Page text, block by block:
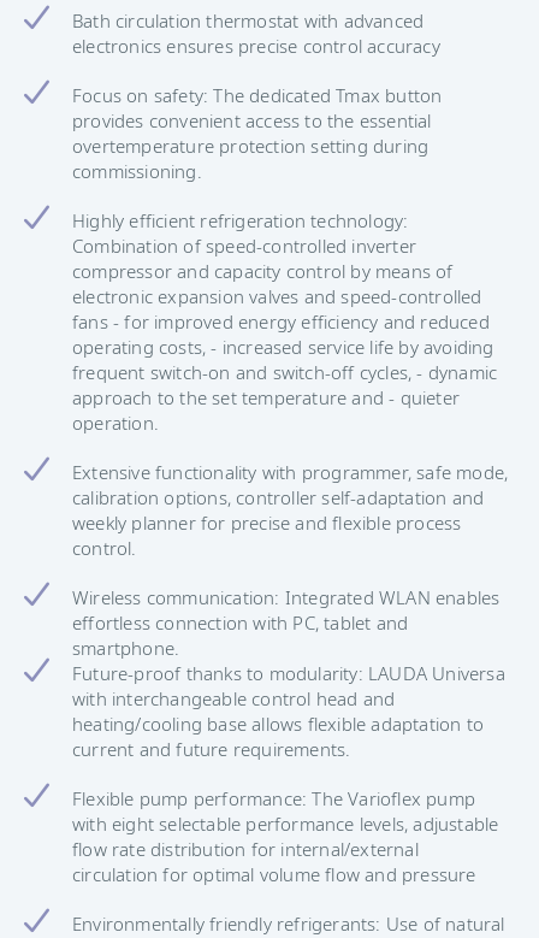
Bath circulation thermostat with advanced
electronics ensures precise control accuracy
Focus on safety: The dedicated Tmax button
provides convenient access to the essential
overtemperature protection setting during
commissioning.
Highly efficient refrigeration technology:
Combination of speed-controlled inverter
compressor and capacity control by means of
electronic expansion valves and speed-controlled
fans - for improved energy efficiency and reduced
operating costs, - increased service life by avoiding
frequent switch-on and switch-off cycles, - dynamic
approach to the set temperature and - quieter
operation.
Extensive functionality with programmer, safe mode,
calibration options, controller self-adaptation and
weekly planner for precise and flexible process
control.
Wireless communication: Integrated WLAN enables
effortless connection with PC, tablet and
smartphone.
Future-proof thanks to modularity: LAUDA Universa
with interchangeable control head and
heating/cooling base allows flexible adaptation to
current and future requirements.
Flexible pump performance: The Varioflex pump
with eight selectable performance levels, adjustable
flow rate distribution for internal/external
circulation for optimal volume flow and pressure
Environmentally friendly refrigerants: Use of natural